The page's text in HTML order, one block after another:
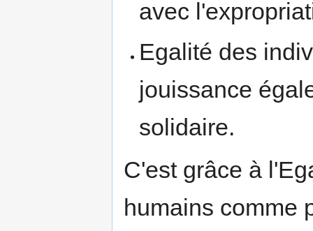
avec
Egalité des
jouissance
solidaire.
C'est grâce à
humains comme